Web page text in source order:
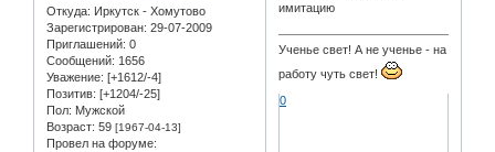
Откуда: Иркутск - Хомутово
Зарегистрирован: 29-07-2009
Приглашений: 0
Сообщений: 1656
Уважение: [+1612/-4]
Позитив: [+1204/-25]
Пол: Мужской
Возраст: 59 [1967-04-13]
Провел на форуме:
имитацию
Ученье свет! А не ученье - на
работу чуть свет!
0